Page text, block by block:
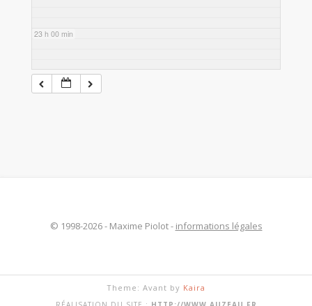
23 h 00 min
© 1998-2026 - Maxime Piolot - informations légales
Theme: Avant by Kaira